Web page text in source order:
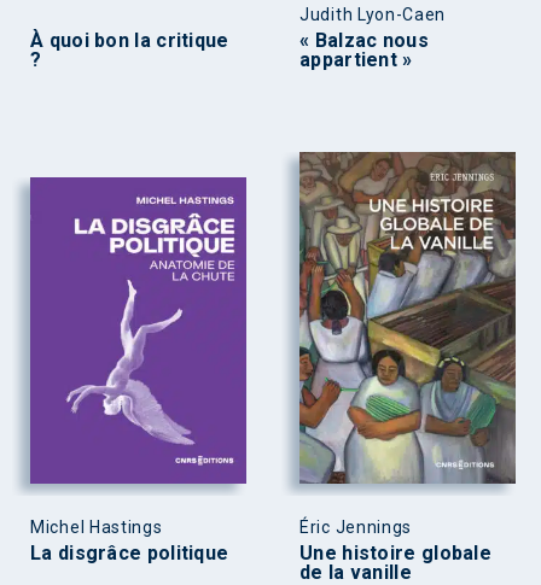
À quoi bon la critique
?
Judith Lyon-Caen
« Balzac nous
appartient »
Michel Hastings
La disgrâce politique
Éric Jennings
Une histoire globale
de la vanille